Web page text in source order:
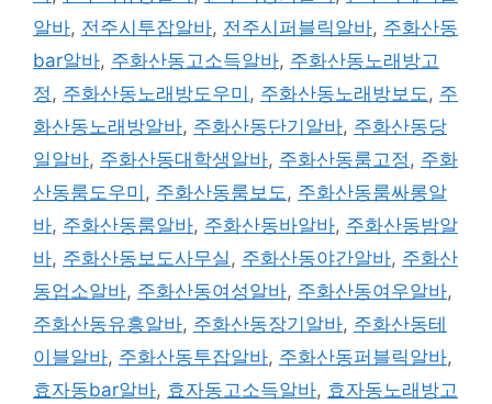
알바, 전주시투잡알바, 전주시퍼블릭알바, 주화산동
bar알바, 주화산동고소득알바, 주화산동노래방고
정 , 주화산동노래방도우미 , 주화산동노래방보도 , 주
화산동노래방알바, 주화산동단기알바, 주화산동당
일알바, 주화산동대학생알바, 주화산동룸고정 , 주화
산동룸도우미 , 주화산동룸보도 , 주화산동룸싸롱알
바, 주화산동룸알바, 주화산동바알바, 주화산동밤알
바, 주화산동보도사무실 , 주화산동야간알바, 주화산
동업소알바, 주화산동여성알바, 주화산동여우알바,
주화산동유흥알바, 주화산동장기알바, 주화산동테
이블알바, 주화산동투잡알바, 주화산동퍼블릭알바,
효자동bar알바, 효자동고소득알바, 효자동노래방고